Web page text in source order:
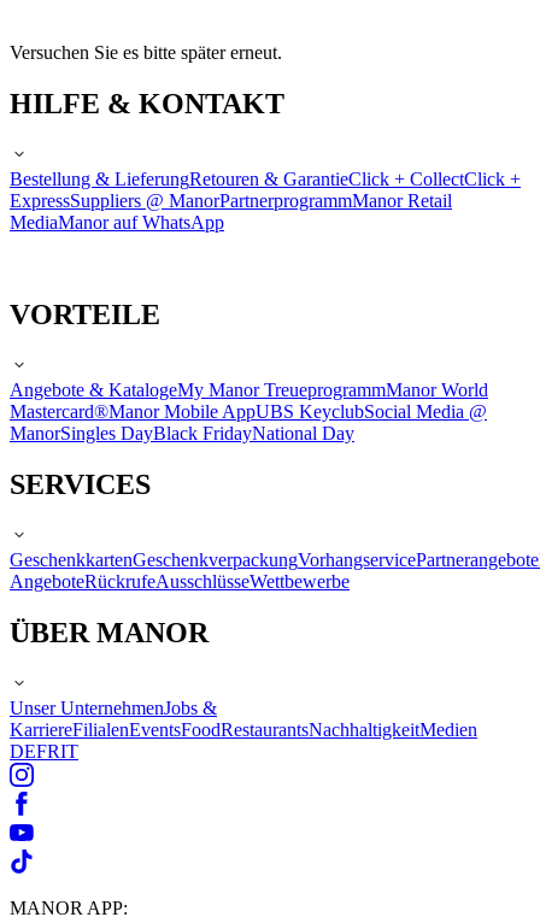
Versuchen Sie es bitte später erneut.
HILFE & KONTAKT
Bestellung & LieferungRetouren & GarantieClick + CollectClick +
ExpressSuppliers @ ManorPartnerprogrammManor Retail
MediaManor auf WhatsApp
VORTEILE
Angebote & KatalogeMy Manor TreueprogrammManor World
Mastercard®Manor Mobile AppUBS KeyclubSocial Media @
ManorSingles DayBlack FridayNational Day
SERVICES
GeschenkkartenGeschenkverpackungVorhangservicePartnerangebote
AngeboteRückrufeAusschlüsseWettbewerbe
ÜBER MANOR
Unser UnternehmenJobs &
KarriereFilialenEventsFoodRestaurantsNachhaltigkeitMedien
DEFRIT
MANOR APP: